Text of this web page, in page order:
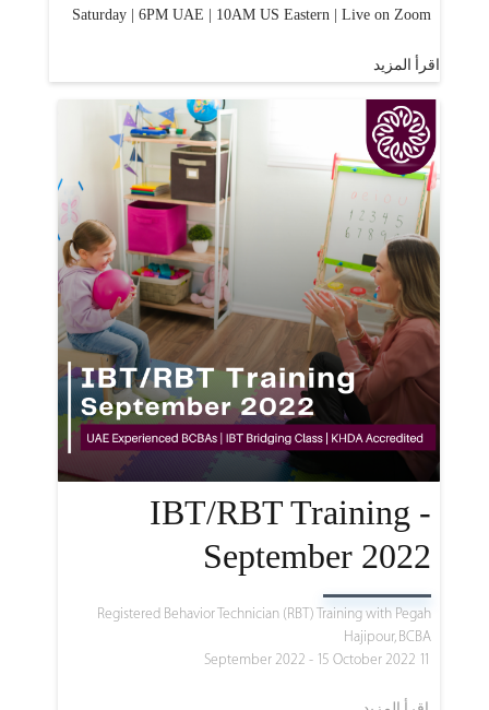
Saturday | 6PM UAE | 10AM US Eastern | Live on Zoom
اقرأ المزيد
IBT/RBT Training -
September 2022
Registered Behavior Technician (RBT) Training with Pegah
Hajipour, BCBA
11 September 2022 - 15 October 2022